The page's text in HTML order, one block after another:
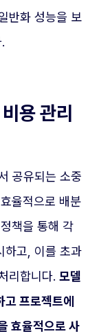
반화 성능을 보
용 관리
공유되는 소중
율적으로 배분
책을 통해 각
하고, 이를 초과
리합니다. 모델
프로젝트에
효율적으로 사